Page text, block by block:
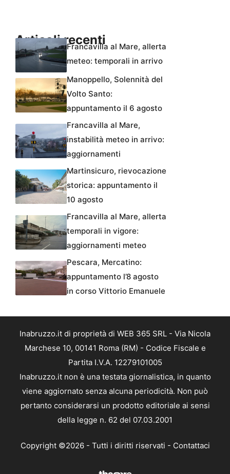
Articoli recentiFrancavilla al Mare, allerta
meteo: temporali in arrivo
Manoppello, Solennità del
Volto Santo:
appuntamento il 6 agosto
Francavilla al Mare,
instabilità meteo in arrivo:
aggiornamenti
Martinsicuro, rievocazione
storica: appuntamento il
10 agosto
Francavilla al Mare, allerta
temporali in vigore:
aggiornamenti meteo
Pescara, Mercatino:
appuntamento l’8 agosto
in corso Vittorio Emanuele
Inabruzzo.it di proprietà di WEB 365 SRL - Via Nicola
Marchese 10, 00141 Roma (RM) - Codice Fiscale e
Partita I.V.A. 12279101005
Inabruzzo.it non è una testata giornalistica, in quanto
viene aggiornato senza alcuna periodicità. Non può
pertanto considerarsi un prodotto editoriale ai sensi
della legge n. 62 del 07.03.2001
Copyright ©2026 - Tutti i diritti riservati - Contattaci